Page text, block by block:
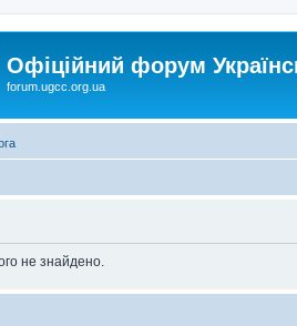
Офіційний форум
forum.ugcc.org.ua
не знайдено.